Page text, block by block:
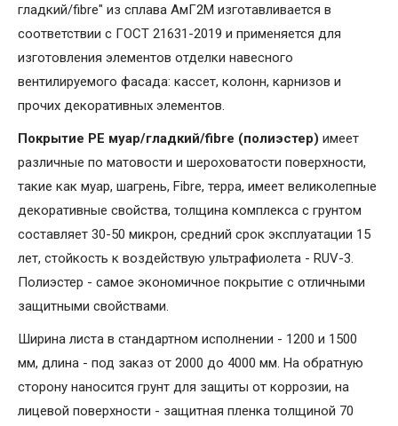
гладкий/fibre" из сплава АмГ2М изготавливается в
соответствии с ГОСТ 21631-2019 и применяется для
изготовления элементов отделки навесного
вентилируемого фасада: кассет, колонн, карнизов и
прочих декоративных элементов.
Покрытие PE муар/гладкий/fibre (полиэстер) имеет
различные по матовости и шероховатости поверхности,
такие как муар, шагрень, Fibrе, терра, имеет великолепные
декоративные свойства, толщина комплекса с грунтом
составляет 30-50 микрон, средний срок эксплуатации 15
лет, стойкость к воздействую ультрафиолета - RUV-3.
Полиэстер - самое экономичное покрытие с отличными
защитными свойствами.
Ширина листа в стандартном исполнении - 1200 и 1500
мм, длина - под заказ от 2000 до 4000 мм. На обратную
сторону наносится грунт для защиты от коррозии, на
лицевой поверхности - защитная пленка толщиной 70